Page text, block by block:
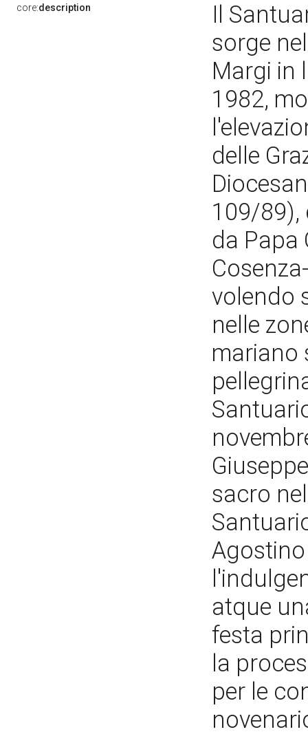
core:description
Il
sorge
Margi in
1982,
delle
109/89),
da Papa
volendo
nelle
mariano
sacro
atque
festa
la
per le